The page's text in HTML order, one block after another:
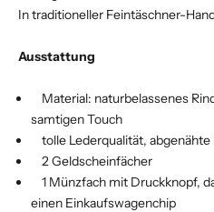
In traditioneller Feintäschner-
Ausstattung
Material: naturbelassenes
samtigen Touch
tolle Lederqualität,
2 Geldscheinfächer
1 Münzfach mit Druckknopf,
einen Einkaufswagenchip